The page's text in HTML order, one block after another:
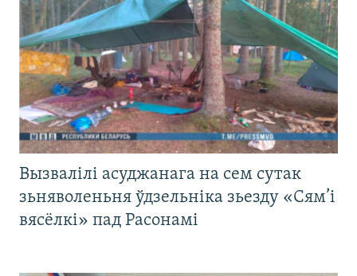
Вызвалілі асуджанага на сем сутак
зьняволеньня ўдзельніка зьезду «Сям’і
вясёлкі» пад Расонамі